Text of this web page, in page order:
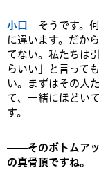
小口 そうです。
に違います。だか
てない。私たちは
らいい」と言って
い。まずはその人
て、一緒にほどい
す。
——そのボトムアッ
の真骨頂ですね。